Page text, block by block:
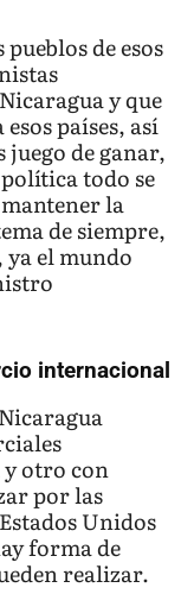
de esos
y que
países, así
juego de ganar,
todo se
mantener la
de siempre,
ya el mundo
internacional
otro con
por las
Unidos
forma de
realizar.